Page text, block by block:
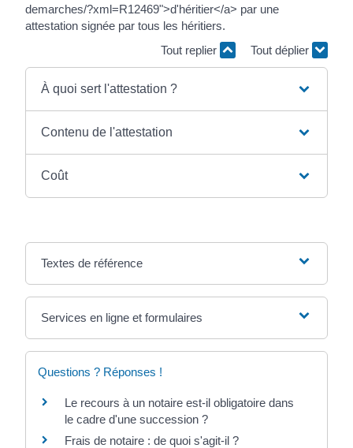
demarches/?xml=R12469">d'héritier</a> par une
attestation signée par tous les héritiers.
Tout replier
Tout déplier
À quoi sert l'attestation ?
Contenu de l'attestation
Coût
Textes de référence
Services en ligne et formulaires
Questions ? Réponses !
Le recours à un notaire est-il obligatoire dans
le cadre d'une succession ?
Frais de notaire : de quoi s'agit-il ?